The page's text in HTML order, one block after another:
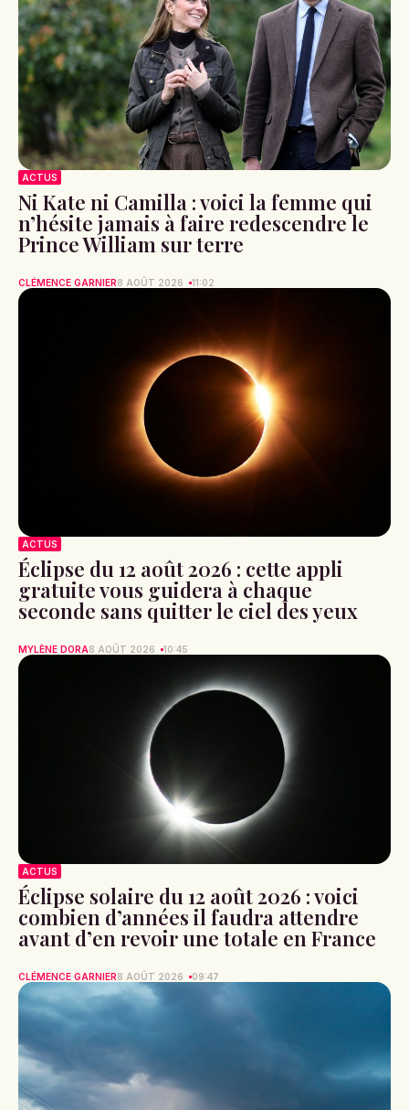
ACTUS
Ni Kate ni Camilla : voici la femme qui
n’hésite jamais à faire redescendre le
Prince William sur terre
CLÉMENCE GARNIER8 AOÛT 2026 11:02
ACTUS
Éclipse du 12 août 2026 : cette appli
gratuite vous guidera à chaque
seconde sans quitter le ciel des yeux
MYLÈNE DORA8 AOÛT 2026 10:45
ACTUS
Éclipse solaire du 12 août 2026 : voici
combien d’années il faudra attendre
avant d’en revoir une totale en France
CLÉMENCE GARNIER8 AOÛT 2026 09:47